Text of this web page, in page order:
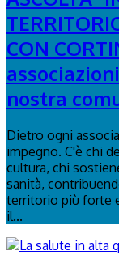
CON
nostra
Dietro ogni
impegno. C'è chi
cultura, chi
sanità,
territorio più forte
il...